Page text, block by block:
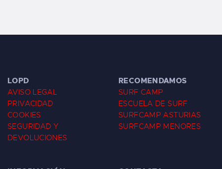
LOPD
AVISO LEGAL
PRIVACIDAD
COOKIES
SEGURIDAD Y
DEVOLUCIONES
RECOMENDAMOS
SURF CAMP
ESCUELA DE SURF
SURFCAMP ASTURIAS
SURFCAMP MENORES